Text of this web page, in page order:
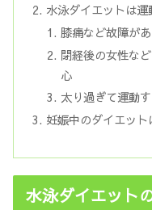
水泳ダイエットは
膝痛など故障が
閉経後の女性な
心
太り過ぎて運動
妊娠中のダイエット
水泳ダイエット